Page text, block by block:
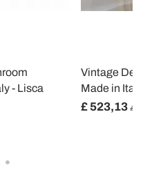
- Lisca
Vintage
Made in
£ 523,13 £